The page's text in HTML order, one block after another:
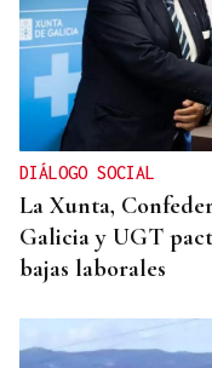
DIÁLOGO SOCIAL
La Xunta,
Galicia y UGT
bajas laborales